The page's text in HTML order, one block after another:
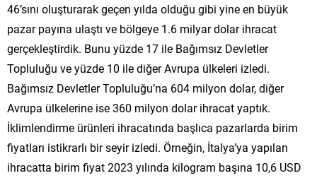
46’sını oluşturarak geçen yılda olduğu gibi yine en büyük
pazar payına ulaştı ve bölgeye 1.6 milyar dolar ihracat
gerçekleştirdik. Bunu yüzde 17 ile Bağımsız Devletler
Topluluğu ve yüzde 10 ile diğer Avrupa ülkeleri izledi.
Bağımsız Devletler Topluluğu’na 604 milyon dolar, diğer
Avrupa ülkelerine ise 360 milyon dolar ihracat yaptık.
İklimlendirme ürünleri ihracatında başlıca pazarlarda birim
fiyatları istikrarlı bir seyir izledi. Örneğin, İtalya’ya yapılan
ihracatta birim fiyat 2023 yılında kilogram başına 10,6 USD